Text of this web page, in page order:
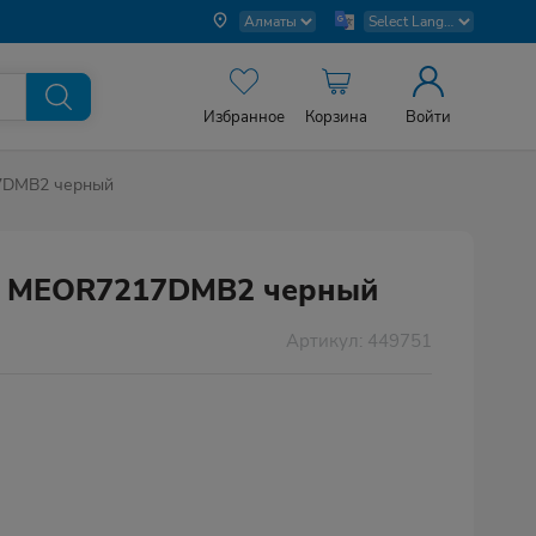
Избранное Корзина Войти
черный
черный
Артикул: 449751